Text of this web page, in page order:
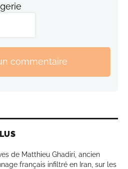
commentaire
de Matthieu Ghadiri, ancien
français infiltré en Iran, sur les